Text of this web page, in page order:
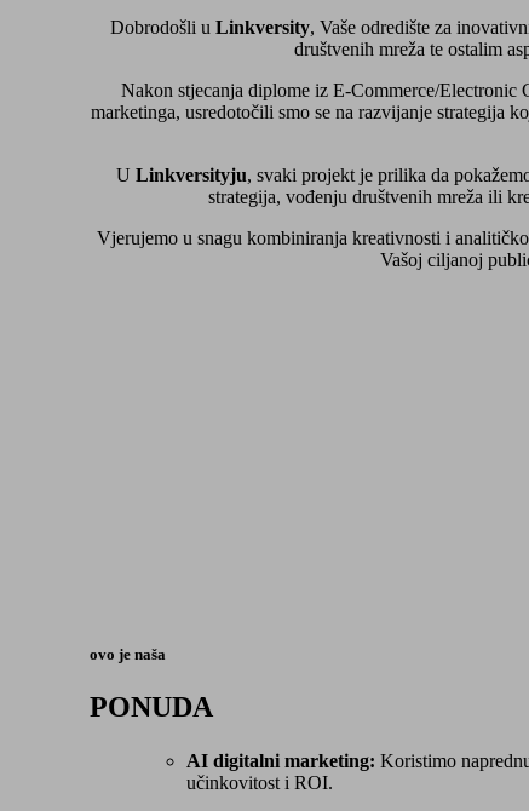
Dobrodošli u Linkversity, Vaše odredište za
društvenih mreža te ostalim
Nakon stjecanja diplome iz E-Commerce/Electronic
marketinga, usredotočili smo se na razvijanje strategija
U Linkversityju, svaki projekt je prilika da
strategija, vođenju društvenih mreža ili
Vjerujemo u snagu kombiniranja kreativnosti i
Vašoj ciljanoj
ovo je naša
PONUDA
AI digitalni marketing: Koristimo
učinkovitost i ROI.